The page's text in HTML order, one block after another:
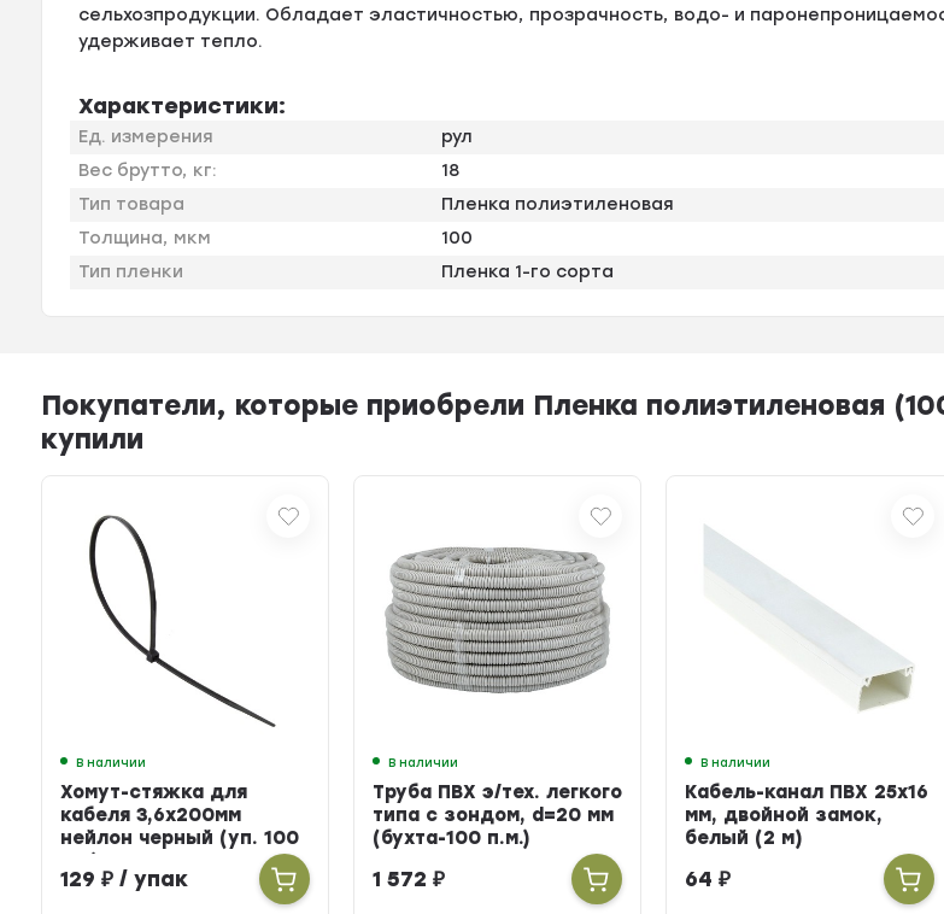
сельхозпродукции. Обладает эластичностью, прозрачность, водо- и
удерживает тепло.
Характеристики:
Ед. измерения
рул
Вес брутто, кг:
18
Тип товара
Пленка полиэтиленовая
Толщина, мкм
100
Тип пленки
Пленка 1-го сорта
Покупатели, которые приобрели Пленка полиэтиленовая
купили
В наличии
Хомут-стяжка для
кабеля 3,6х200мм
нейлон черный (уп. 100
шт.)
129₽ / упак
В наличии
Труба ПВХ э/тех. легкого
типа с зондом, d=20 мм
(бухта-100 п.м.)
1 572₽
В наличии
Кабель-канал ПВХ 25х16
мм, двойной замок,
белый (2 м)
64₽